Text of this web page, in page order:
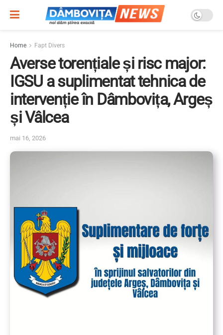
Home Fapt Divers
Averse torențiale și risc major:
IGSU a suplimentat tehnica de
intervenție în Dâmbovița, Argeș
și Vâlcea
mai 16, 2026